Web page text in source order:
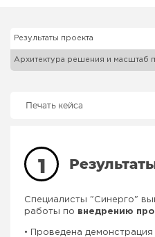
1
Специалисты "Синерго"
работы по внедрению
• Проведена
Результаты проекта
Архитектура решения и масштаб
Печать кейса